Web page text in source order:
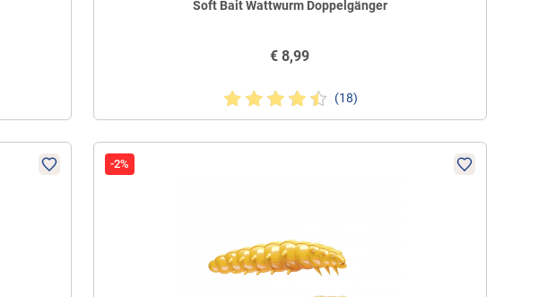
Soft Bait Wattwurm Doppelgänger
€ 8,99
(18)
-2%